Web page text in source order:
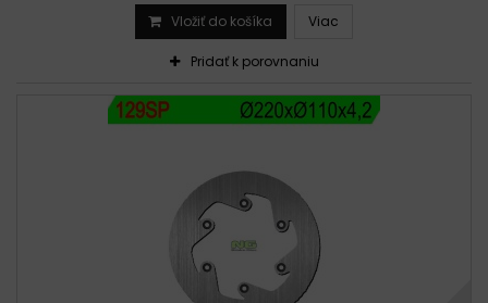
Vložiť do košíka Viac
Pridať k porovnaniu